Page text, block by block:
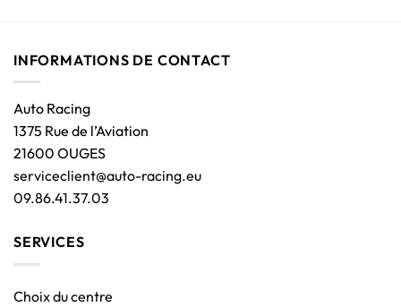
INFORMATIONS DE CONTACT
Auto Racing
1375 Rue de l’Aviation
21600 OUGES
serviceclient@auto-racing.eu
09.86.41.37.03
SERVICES
Choix du centre